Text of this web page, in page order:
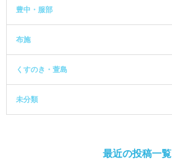
豊中・服部
布施
くすのき・萱島
未分類
最近の投稿一覧